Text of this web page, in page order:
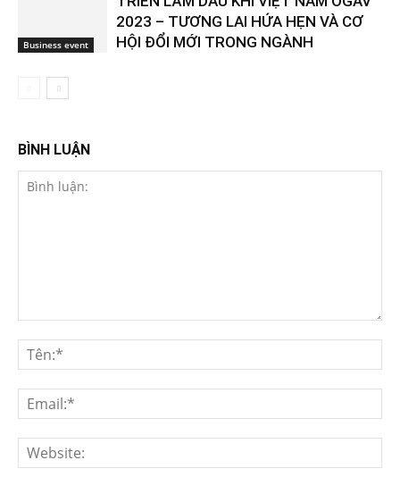
Business event
2023 – TƯƠNG LAI HỨA HẸN VÀ CƠ
HỘI ĐỔI MỚI TRONG NGÀNH
BÌNH LUẬN